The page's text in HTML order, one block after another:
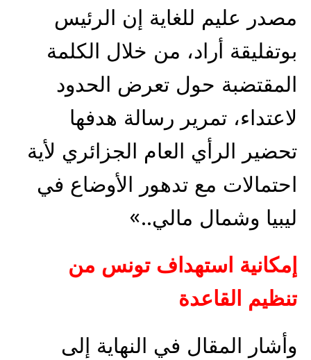
مصدر عليم للغاية إن الرئيس
بوتفليقة أراد، من خلال الكلمة
المقتضبة حول تعرض الحدود
لاعتداء، تمرير رسالة هدفها
تحضير الرأي العام الجزائري لأية
احتمالات مع تدهور الأوضاع في
ليبيا وشمال مالي..»
إمكانية استهداف تونس من
تنظيم القاعدة
وأشار المقال في النهاية إلى